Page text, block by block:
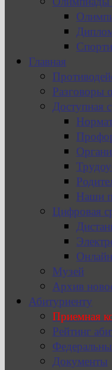
Главная
Разговоры
Доступная
Наши
Цифровая
Музей
Архив
Абитуриенту
Приемная
Рейтинг
Документы